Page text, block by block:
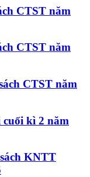
CTST năm
CTST năm
CTST năm
kì 2 năm
KNTT